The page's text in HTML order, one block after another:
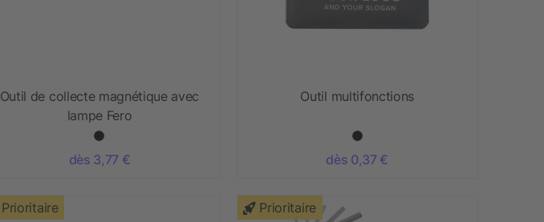
Outil de collecte magnétique avec
lampe Fero
dès 3,77 €
Outil multifonctions
dès 0,37 €
Prioritaire Prioritaire